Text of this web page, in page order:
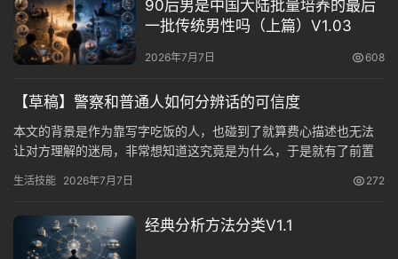
海
淘
研
报
行
业
登录
90后男是中国大陆批量培养的最后
一批传统男性吗（上篇）V1.03
2026年7月7日 608
【草稿】警察和普通人如何分辨话的可信度
本文的背景是作为靠写字吃饭的人，也碰到了就算费心描述也无法
让对方理解的迷局，非常想知道这究竟是为什么，于是就有了前置
形成，那是否可以举一反三，用来判断一个人说话可信度？于是便
可信度，其含义就是所有人的记忆都经过“再加工”，不可能全然准
确，因…
生活技能 2026年7月7日 272
经典分析方法分类V1.1